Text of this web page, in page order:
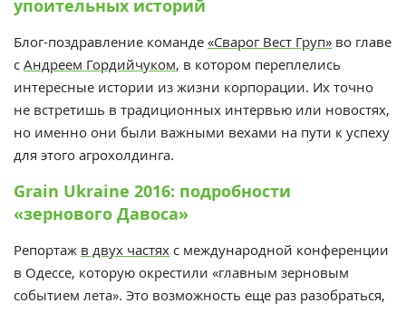
упоительных историй
Блог-поздравление команде «Сварог Вест Груп» во главе
с Андреем Гордийчуком, в котором переплелись
интересные истории из жизни корпорации. Их точно
не встретишь в традиционных интервью или новостях,
но именно они были важными вехами на пути к успеху
для этого агрохолдинга.
Grain Ukraine 2016: подробности
«зернового Давоса»
Репортаж в двух частях с международной конференции
в Одессе, которую окрестили «главным зерновым
событием лета». Это возможность еще раз разобраться,